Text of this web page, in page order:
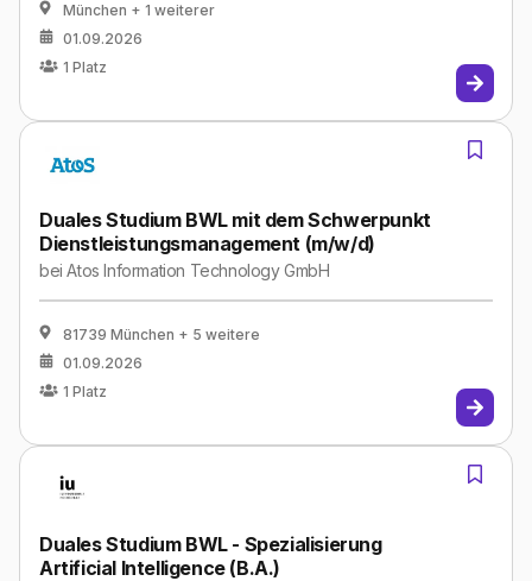
München + 1 weiterer
01.09.2026
1 Platz
Duales Studium BWL mit dem Schwerpunkt
Dienstleistungsmanagement (m/w/d)
beiAtos Information Technology GmbH
81739 München + 5 weitere
01.09.2026
1 Platz
Duales Studium BWL - Spezialisierung
Artificial Intelligence (B.A.)